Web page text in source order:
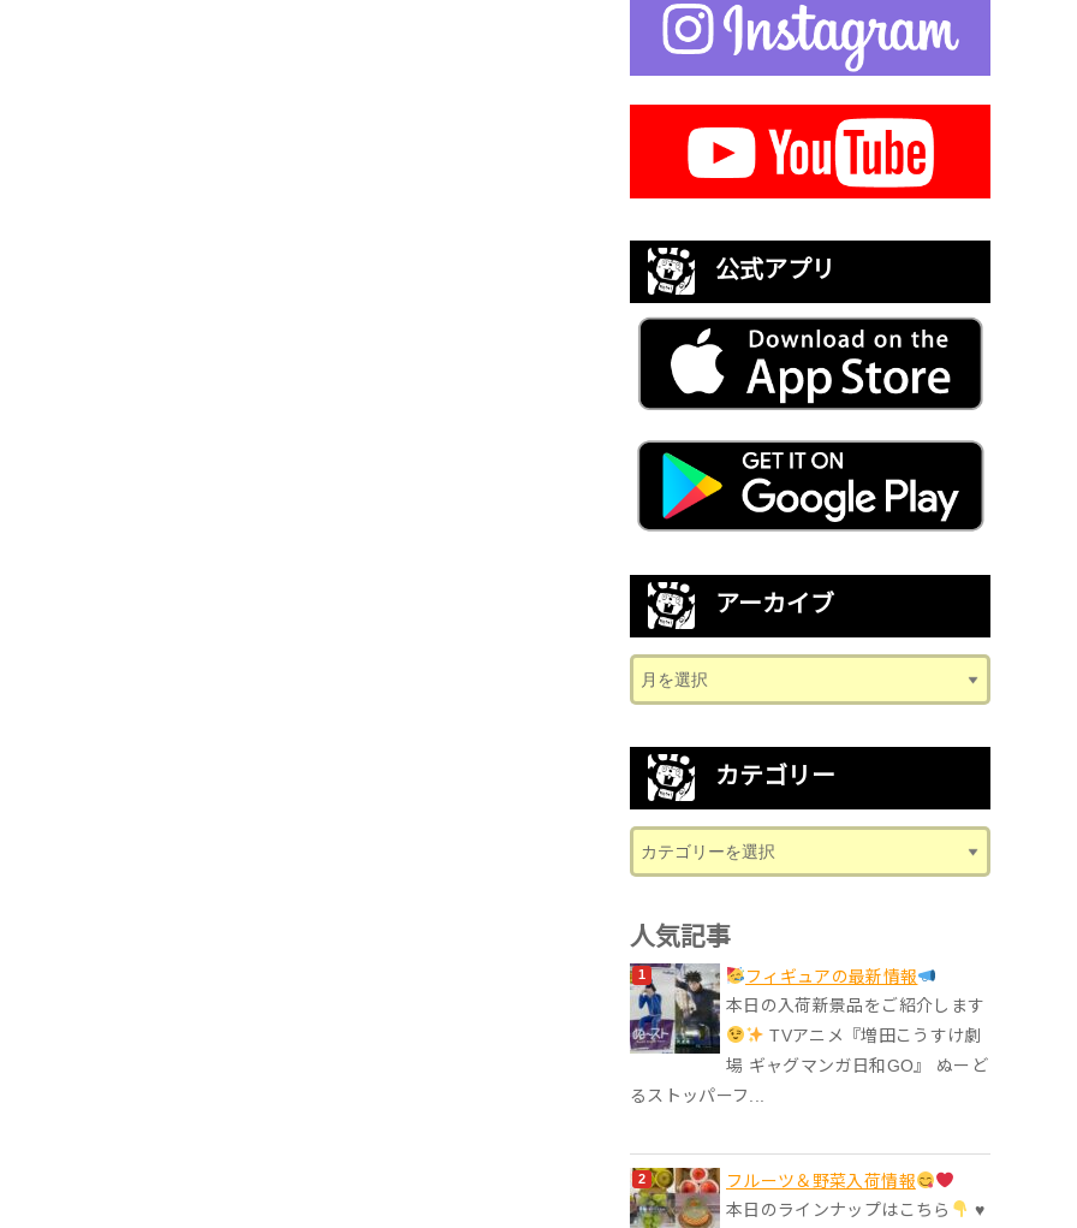
公式アプリ
アーカイブ
カテゴリー
人気記事
フィギュアの最新情報
本日の入荷新景品をご紹介します
TVアニメ『増田こうすけ劇
場 ギャグマンガ日和GO』 ぬーど
るストッパーフ...
フルーツ＆野菜入荷情報
本日のラインナップはこちら
♥︎